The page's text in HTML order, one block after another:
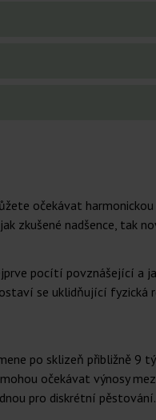
očekávat
zkušené nadšence, tak
pocítí povznášející a
se uklidňující fyzická
po sklizeň přibližně 9
očekávat výnosy
pro diskrétní pěstování.